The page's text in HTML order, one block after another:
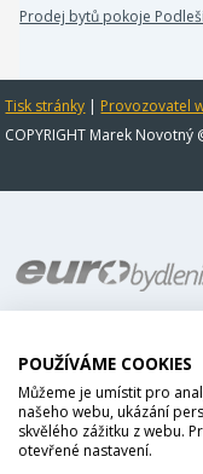
Prodej bytů pokoje
Tisk stránky | Provozovatel
COPYRIGHT Marek Novotný
POUŽÍVÁME COOKIES
Můžeme je umístit pro
našeho webu, ukázání
skvělého zážitku z webu.
otevřené nastavení.